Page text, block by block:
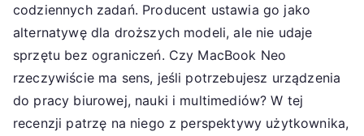
codziennych zadań. Producent ustawia go jako
alternatywę dla droższych modeli, ale nie udaje
sprzętu bez ograniczeń. Czy MacBook Neo
rzeczywiście ma sens, jeśli potrzebujesz urządzenia
do pracy biurowej, nauki i multimediów? W tej
recenzji patrzę na niego z perspektywy użytkownika,